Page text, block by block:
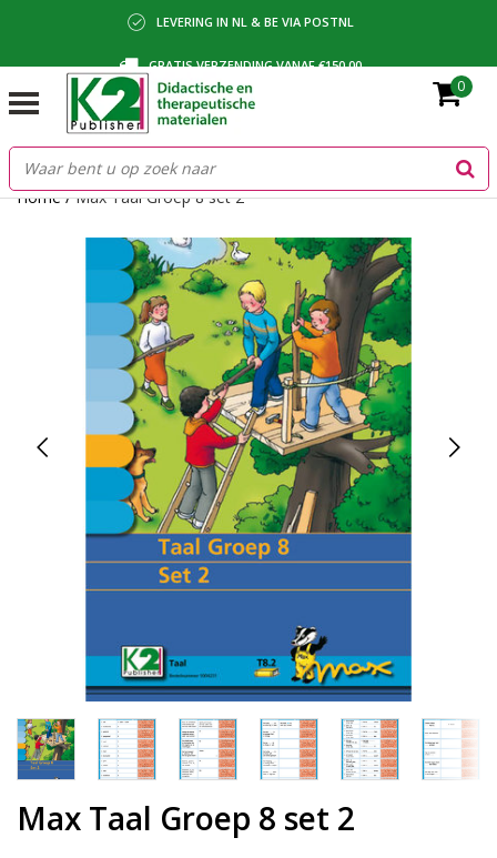
LEVERING IN NL & BE VIA POSTNL
GRATIS VERZENDING VANAF €150,00
BETALING VIA IDEAL, BANCONTACT OF FACTUUR
0
Home/Max Taal Groep 8 set 2
Max Taal Groep 8 set 2